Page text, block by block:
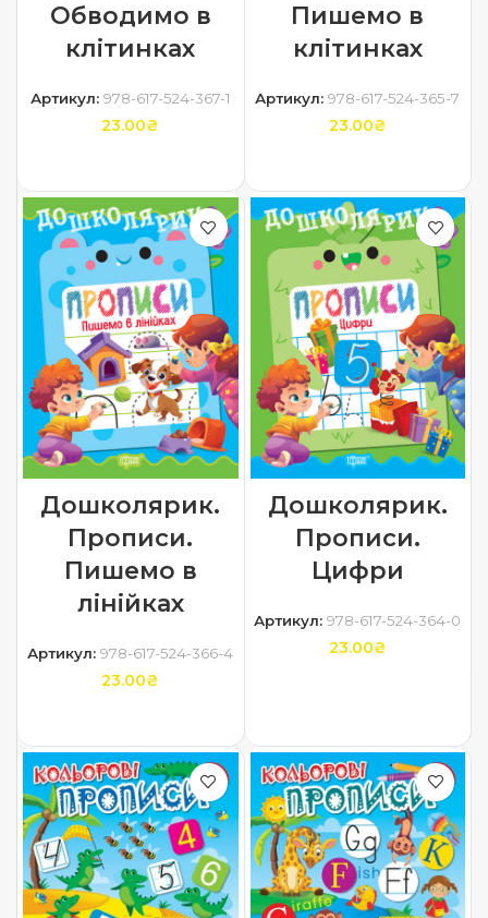
Обводимо в
клітинках
Артикул: 978-617-524-367-1
23.00₴
Пишемо в
клітинках
Артикул:978-617-524-365-7
23.00₴
Дошколярик.
Прописи.
Пишемо в
лінійках
Артикул:978-617-524-366-4
23.00₴
Дошколярик.
Прописи.
Цифри
Артикул:978-617-524-364-0
23.00₴